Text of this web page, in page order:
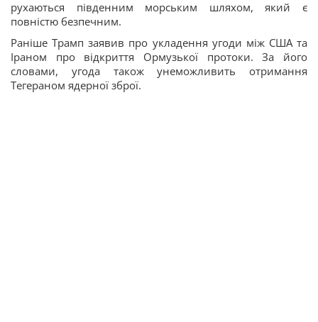
рухаються південним морським шляхом, який є
повністю безпечним.
Раніше Трамп заявив про укладення угоди між США та
Іраном про відкриття Ормузької протоки. За його
словами, угода також унеможливить отримання
Тегераном ядерної зброї.